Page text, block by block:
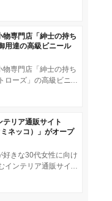
）」がオープンしま
物専門店「紳士の持ち
用達の高級ビニール
物専門店「紳士の持ち
ローズ」の高級ビニ
しました。 世界で
開発し
リア通販サイト
ネッコ）」がオープ
好きな30代女性に向け
インテリア通販サイ
ミネッコ）」がオー